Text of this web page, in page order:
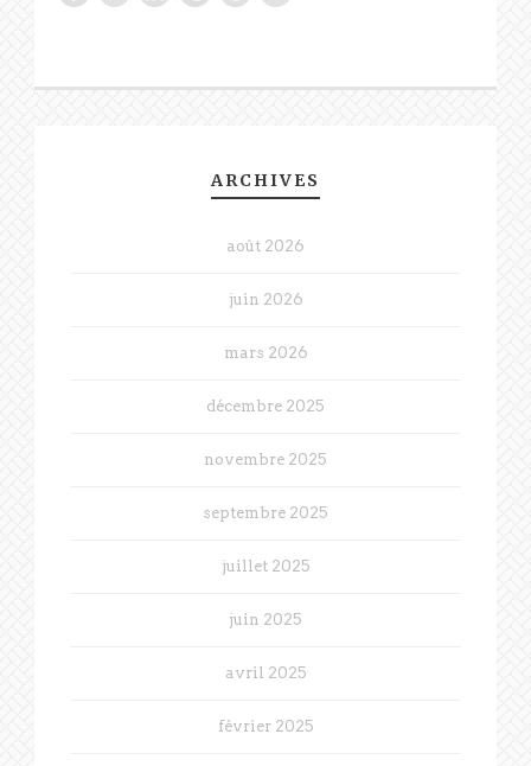
ARCHIVES
août 2026
juin 2026
mars 2026
décembre 2025
novembre 2025
septembre 2025
juillet 2025
juin 2025
avril 2025
février 2025